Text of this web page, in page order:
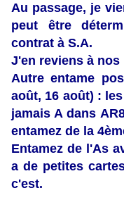
Au passage, je
peut être
contrat à S.A.
J'en reviens à nos
Autre entame
août, 16 août) :
jamais A dans
entamez de la
Entamez de l'As
a de petites
c'est.